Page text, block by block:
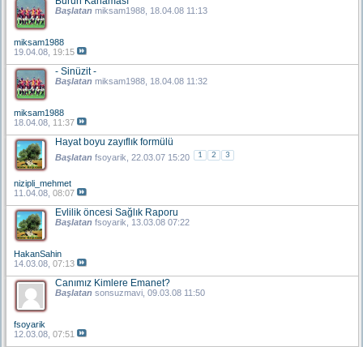
Başlatan miksam1988, 18.04.08 11:13
miksam1988
19.04.08, 19:15
- Sinüzit -
Başlatan miksam1988, 18.04.08 11:32
miksam1988
18.04.08, 11:37
Hayat boyu zayıflık formülü
Başlatan fsoyarik , 22.03.07 15:20 1 2 3
nizipli_mehmet
11.04.08, 08:07
Evlilik öncesi Sağlık Raporu
Başlatan fsoyarik, 13.03.08 07:22
HakanSahin
14.03.08, 07:13
Canımız Kimlere Emanet?
Başlatan sonsuzmavi , 09.03.08 11:50
fsoyarik
12.03.08, 07:51